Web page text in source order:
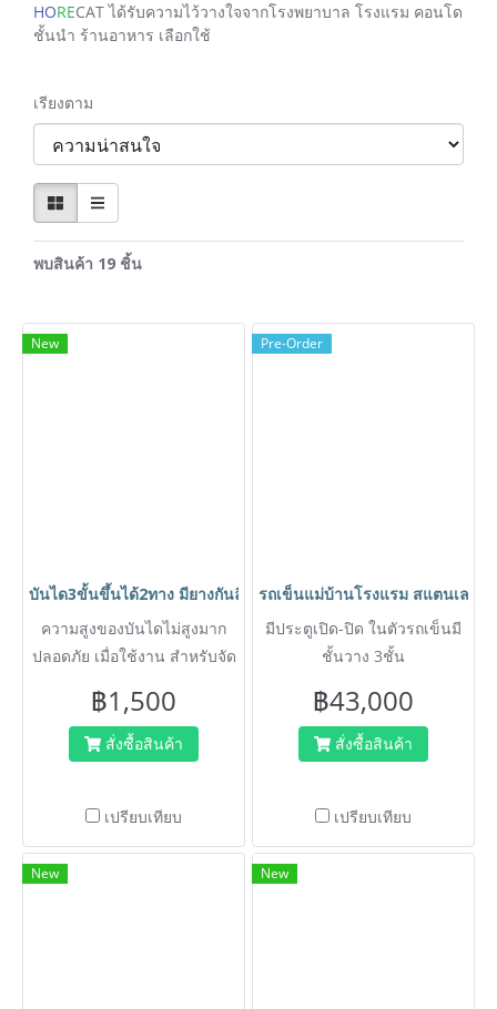
HORECAT ได้รับความไว้วางใจจากโรงพยาบาล โรงแรม คอนโด
ชั้นนำ ร้านอาหาร เลือกใช้
เรียงตาม
พบสินค้า 19 ชิ้น
New
บันได3ขั้นขึ้นได้2ทาง มียางกันลื่น ปลอดภัย พับเก็บได้ สำหรับแม่บ้านท
ความสูงของบันไดไม่สูงมาก
ปลอดภัย เมื่อใช้งาน สำหรับจัด
หลอดไฟได้
฿1,500
สั่งซื้อสินค้า
เปรียบเทียบ
Pre-Order
รถเข็นแม่บ้านโรงแรม สแตนเลส
มีประตูเปิด-ปิด ในตัวรถเข็นมี
ชั้นวาง 3ชั้น
฿43,000
สั่งซื้อสินค้า
เปรียบเทียบ
New New